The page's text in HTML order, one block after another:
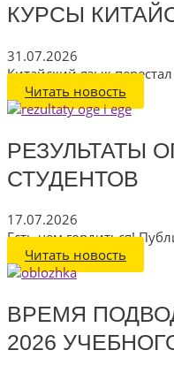
КУРСЫ
31.07.2026
Китайский язык
Читать новость
РЕЗУЛЬТАТЫ
СТУДЕНТОВ
17.07.2026
Есть чем гордиться!
Читать новость
ВРЕМЯ
2026